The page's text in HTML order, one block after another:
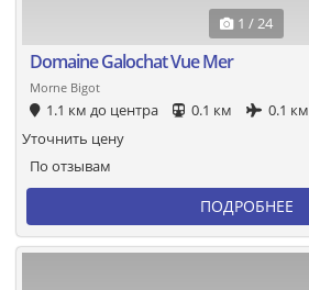
1 / 24
Domaine Galochat Vue Mer
Morne Bigot
1.1 км до центра 0.1 км 0.1 км
По отзывам
Уточнить цену
ПОДРОБНЕЕ